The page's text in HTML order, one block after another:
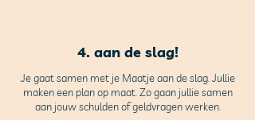
4. aan de slag!
Je gaat samen met je Maatje aan de slag. Jullie
maken een plan op maat. Zo gaan jullie samen
aan jouw schulden of geldvragen werken.